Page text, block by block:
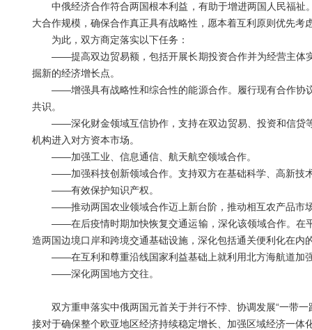
中俄经济合作符合两国根本利益，有助于增进两国人民福祉
大合作规模，确保合作真正具有战略性，愿本着互利原则优先
为此，双方商定落实以下任务：
——提高双边贸易额，包括开展长期投资合作并为经营主体实
掘新的经济增长点。
——增强具有战略性和综合性的能源合作。履行现有合作协议
共识。
——深化财金领域互信协作，支持在双边贸易、投资和信贷等
机构进入对方资本市场。
——加强工业、信息通信、航天航空领域合作。
——加强科技创新领域合作。支持双方在基础科学、高新技术
——有效保护知识产权。
——推动两国农业领域合作迈上新台阶，推动相互农产品市场
——在后疫情时期加快恢复交通运输，深化该领域合作。在平
造两国边境口岸和跨境交通基础设施，深化包括通关便利化在
——在互利和尊重沿线国家利益基础上就利用北方海航道加强
——深化两国地方交往。
双方重申落实中俄两国元首关于并行不悖、协调发展“一带一
接对于确保整个欧亚地区经济持续稳定增长、加强区域经济一体